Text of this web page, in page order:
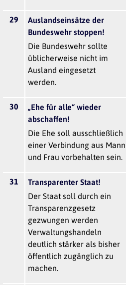
29
Auslandseinsätze der
Bundeswehr stoppen!
Die Bundeswehr sollte
üblicherweise nicht im
Ausland eingesetzt
werden.
30
„Ehe für alle“ wieder
abschaffen!
Die Ehe soll ausschließlich
einer Verbindung aus Mann
und Frau vorbehalten sein.
31
Transparenter Staat!
Der Staat soll durch ein
Transparenzgesetz
gezwungen werden
Verwaltungshandeln
deutlich stärker als bisher
öffentlich zugänglich zu
machen.